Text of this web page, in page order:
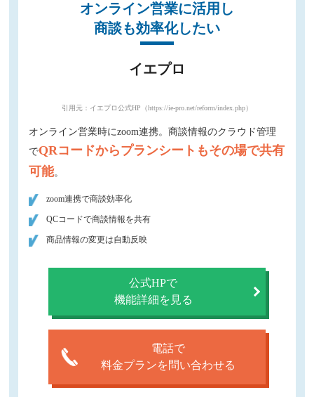
オンライン営業に活用し
商談も効率化したい
イエプロ
引用元：イエプロ公式HP（https://ie-pro.net/reform/index.php）
オンライン営業時にzoom連携。商談情報のクラウド管理
でQRコードからプランシートもその場で共有
可能。
zoom連携で商談効率化
QCコードで商談情報を共有
商品情報の変更は自動反映
公式HPで
機能詳細を見る
電話で
料金プランを問い合わせる